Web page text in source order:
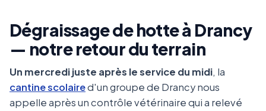
Dégraissage de hotte à Drancy
— notre retour du terrain
Un mercredi juste après le service du midi, la
cantine scolaired'un groupe de Drancy nous
appelle après un contrôle vétérinaire qui a relevé